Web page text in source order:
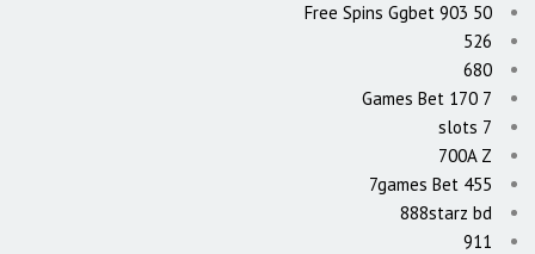
50 Free Spins Ggbet 903
526
680
7 Games Bet 170
7 slots
700A Z
7games Bet 455
888starz bd
911